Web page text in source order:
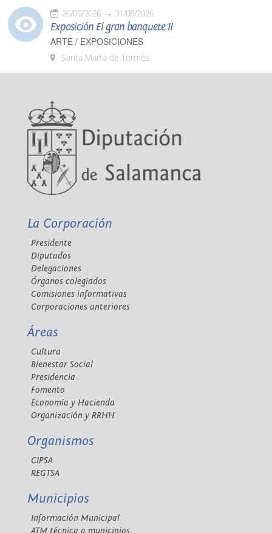
26/06/2026 31/08/2026
Exposición El gran banquete II
ARTE / EXPOSICIONES
Santa Marta de Tormes
La Corporación
Presidente
Diputados
Delegaciones
Órganos colegiados
Comisiones informativas
Corporaciones anteriores
Áreas
Cultura
Bienestar Social
Presidencia
Fomento
Economía y Hacienda
Organización y RRHH
Organismos
CIPSA
REGTSA
Municipios
Información Municipal
ATM técnica a municipios